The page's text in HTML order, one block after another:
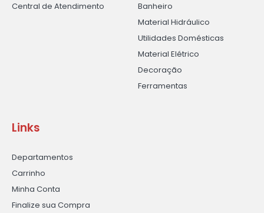
Central de Atendimento
Banheiro
Material Hidráulico
Utilidades Domésticas
Material Elétrico
Decoração
Ferramentas
Links
Departamentos
Carrinho
Minha Conta
Finalize sua Compra